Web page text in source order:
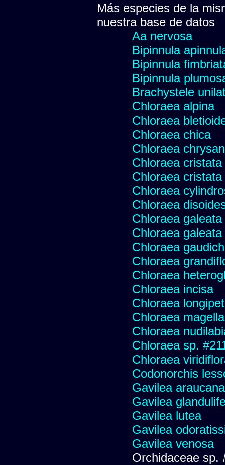
Más especies de la
nuestra base de datos
Aa nervosa
Bipinnula
Bipinnula
Bipinnula
Brachystele
Chloraea alpina
Chloraea
Chloraea chica
Chloraea
Chloraea cristata
Chloraea
Chloraea
Chloraea
Chloraea galeata
Chloraea galeata
Chloraea
Chloraea
Chloraea
Chloraea incisa
Chloraea
Chloraea
Chloraea
Chloraea sp.
Chloraea
Codonorchis
Gavilea araucana
Gavilea
Gavilea lutea
Gavilea
Gavilea venosa
Orchidaceae sp.